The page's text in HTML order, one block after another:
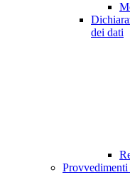
dei dati
Provvedimenti